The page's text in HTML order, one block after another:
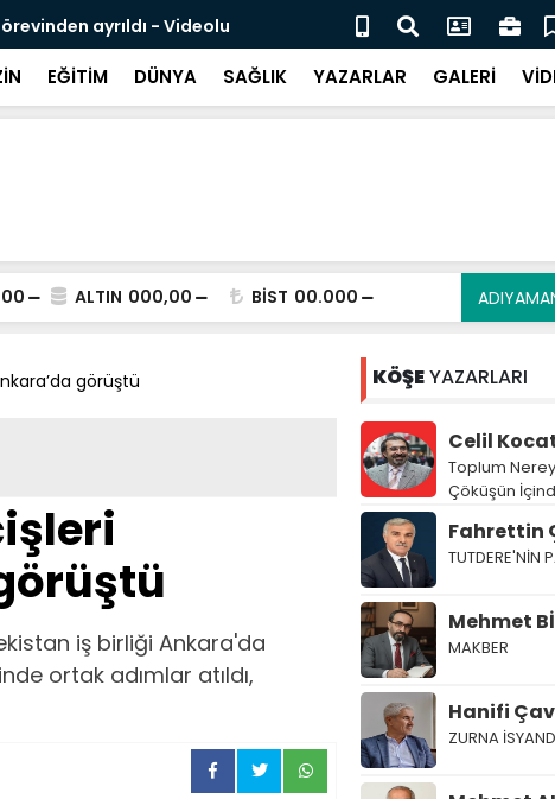
İçin Milli Yetkinlik Hamlesi
TBMM’de Çocuklara Yönelik
Tamamlandı
EĞİTİM DÜNYA SAĞLIK YAZARLAR GALERİ
ALTIN 000,00 BİST 00.000
görüştü
iş birliği Ankara'da
ortak adımlar atıldı,
KÖŞEYAZARLARI
Celil
Toplum
Çöküşün
Fahrettin
TUTDERE'NİN
Mehmet
MAKBER
Hanifi
ZURNA